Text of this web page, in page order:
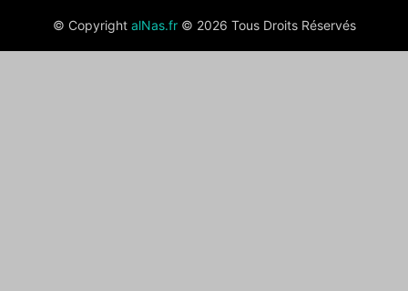
© Copyright alNas.fr© 2026 Tous Droits Réservés